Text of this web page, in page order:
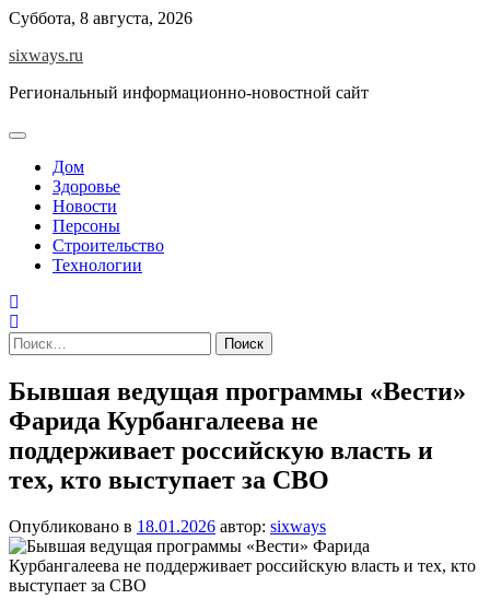
Перейти
содержимому
Суббота, 8 августа, 2026
sixways.ru
Региональный информационно-новостной сайт
Дом
Здоровье
Новости
Персоны
Строительство
Технологии
Найти:
Бывшая ведущая программы «Вести»
Фарида Курбангалеева не
поддерживает российскую власть и
тех, кто выступает за СВО
Опубликовано в 18.01.2026 автор: sixways